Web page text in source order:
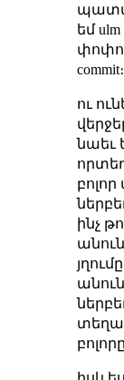
եմ
commit։
ու
նաեւ
ինչ